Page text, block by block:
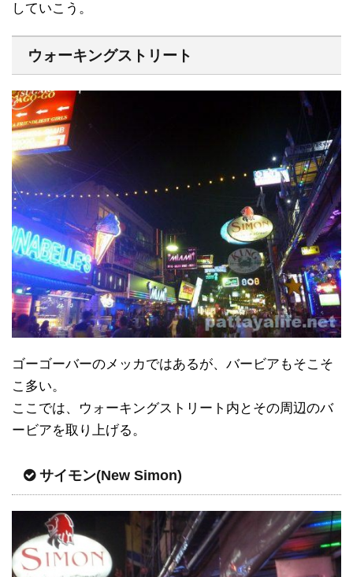
していこう。
ウォーキングストリート
ゴーゴーバーのメッカではあるが、バービアもそこそ
こ多い。
ここでは、ウォーキングストリート内とその周辺のバ
ービアを取り上げる。
サイモン(New Simon)